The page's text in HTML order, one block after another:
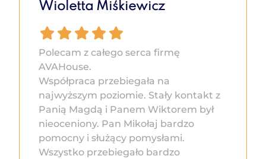
Wioletta Miśkiewicz
Polecam z całego serca firmę
AVAHouse.
Współpraca przebiegała na
najwyższym poziomie. Stały kontakt z
Panią Magdą i Panem Wiktorem był
nieoceniony. Pan Mikołaj bardzo
pomocny i służący pomysłami.
Wszystko przebiegało bardzo